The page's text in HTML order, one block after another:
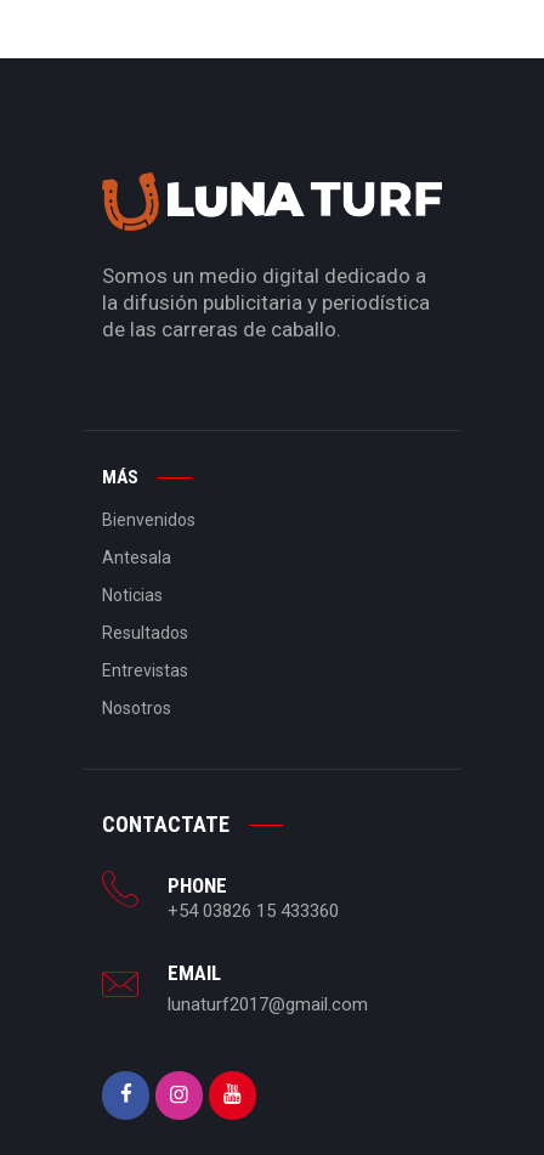
Somos un medio digital dedicado a
la difusión publicitaria y periodística
de las carreras de caballo.
MÁS
Bienvenidos
Antesala
Noticias
Resultados
Entrevistas
Nosotros
CONTACTATE
PHONE
+54 03826 15 433360
EMAIL
lunaturf2017@gmail.com